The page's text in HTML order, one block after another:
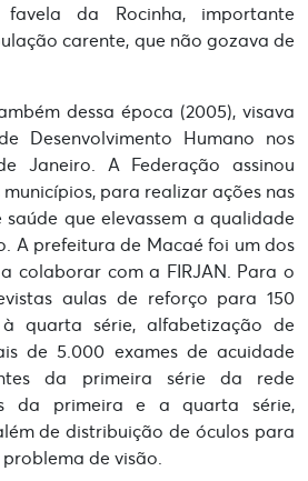
da Rocinha, importante
carente, que não gozava de
dessa época (2005), visava
Desenvolvimento Humano nos
Janeiro. A Federação assinou
para realizar ações nas
que elevassem a qualidade
A prefeitura de Macaé foi um dos
colaborar com a FIRJAN. Para o
aulas de reforço para 150
quarta série, alfabetização de
de 5.000 exames de acuidade
da primeira série da rede
da primeira e a quarta série,
de distribuição de óculos para
de visão.